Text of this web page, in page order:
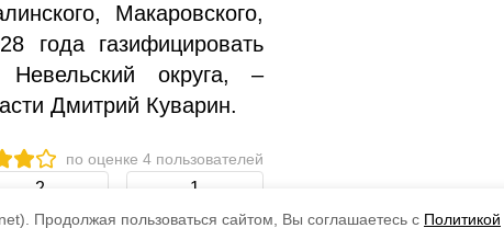
Продолжая пользоваться сайтом, Вы соглашаетесь с Политикой
Макаровского,
года газифицировать
округа, –
Дмитрий Куварин.
по оценке 4 пользователей
2 1